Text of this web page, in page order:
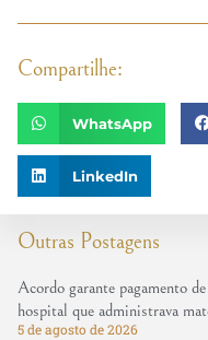
Outras Postagens
Acordo garante pagamento
hospital que administrava
5 de agosto de 2026
Compartilhe:
WhatsApp
LinkedIn